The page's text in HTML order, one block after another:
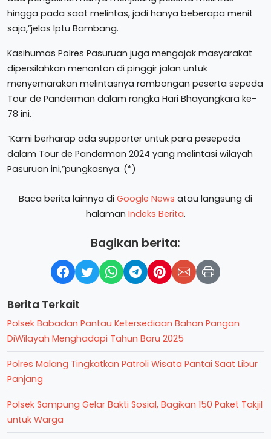
hingga pada saat melintas, jadi hanya beberapa menit
saja,”jelas Iptu Bambang.
Kasihumas Polres Pasuruan juga mengajak masyarakat
dipersilahkan menonton di pinggir jalan untuk
menyemarakan melintasnya rombongan peserta sepeda
Tour de Panderman dalam rangka Hari Bhayangkara ke-
78 ini.
“Kami berharap ada supporter untuk para pesepeda
dalam Tour de Panderman 2024 yang melintasi wilayah
Pasuruan ini,”pungkasnya. (*)
Baca berita lainnya di Google News atau langsung di
halaman Indeks Berita.
Bagikan berita:
Berita Terkait
Polsek Babadan Pantau Ketersediaan Bahan Pangan
DiWilayah Menghadapi Tahun Baru 2025
Polres Malang Tingkatkan Patroli Wisata Pantai Saat Libur
Panjang
Polsek Sampung Gelar Bakti Sosial, Bagikan 150 Paket Takjil
untuk Warga